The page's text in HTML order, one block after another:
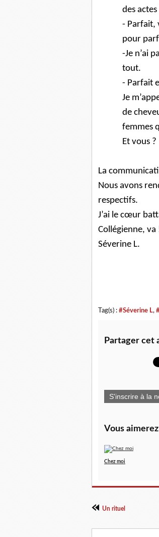
des
- Parfait,
pour
-Je n’ai
tout.
- Parfait
Je
de
femmes
Et vous ?
La
Nous avons
respectifs.
J’ai le cœur
Collégienne, va
Séverine L.
Tag(s) : #Séverine L,
Partager cet
S'inscrire à la
Vous
Chez moi
Un rituel